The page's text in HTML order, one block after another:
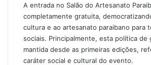
A entrada no Salão do Artesanato
completamente gratuita,
cultura e ao artesanato paraibano para
sociais. Principalmente, esta política de
mantida desde as primeiras edições,
caráter social e cultural do evento.